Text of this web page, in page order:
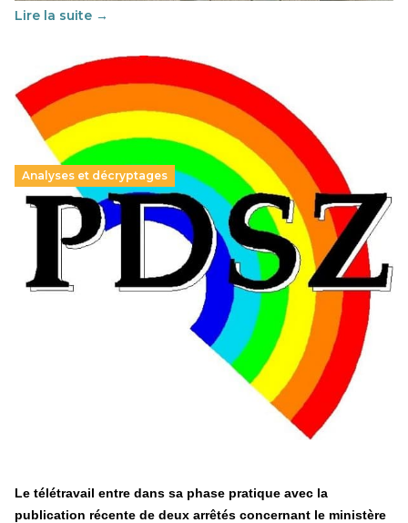
Lire la suite →
Analyses et décryptages
Hongrie : du changement pour les politiques
éducatives, aussi !
25 juin 2026
En Hongrie, le conservateur Peter Magyar et son parti
Tisza "Respect et liberté" ont remporté une large victoire,
contre le premier ministre sortant, Viktor Orban,…
Le télétravail entre dans sa phase pratique avec la
publication récente de deux arrêtés concernant le ministère